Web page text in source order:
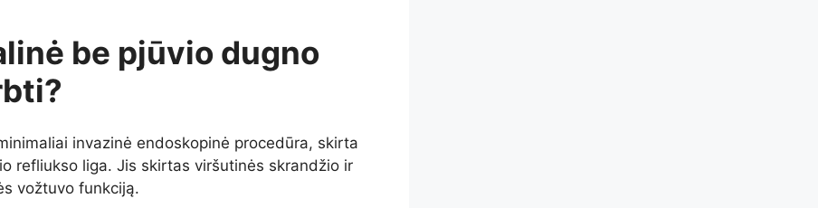
be pjūvio dugno
invazinė endoskopinė procedūra, skirta
refliukso liga. Jis skirtas viršutinės skrandžio ir
vožtuvo funkciją.